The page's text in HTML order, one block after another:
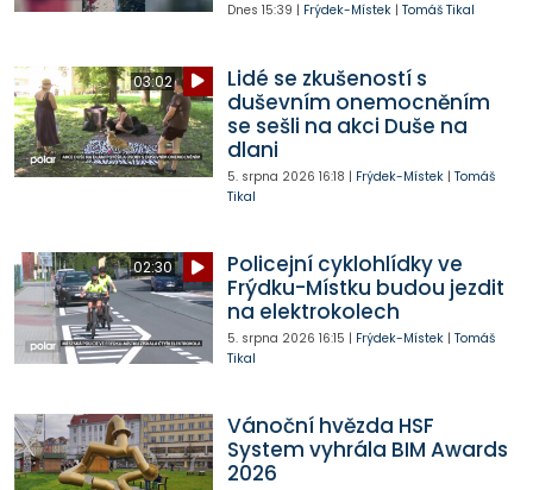
Dnes 15:39 | Frýdek-Místek| Tomáš Tikal
03:02
Lidé se zkušeností s
duševním onemocněním
se sešli na akci Duše na
dlani
5. srpna 2026 16:18 | Frýdek-Místek| Tomáš
Tikal
02:30
Policejní cyklohlídky ve
Frýdku-Místku budou jezdit
na elektrokolech
5. srpna 2026 16:15 | Frýdek-Místek| Tomáš
Tikal
Vánoční hvězda HSF
System vyhrála BIM Awards
2026